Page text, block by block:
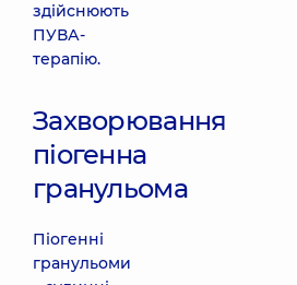
здійснюють
ПУВА-
терапію.
Захворювання
піогенна
гранульома
Піогенні
гранульоми